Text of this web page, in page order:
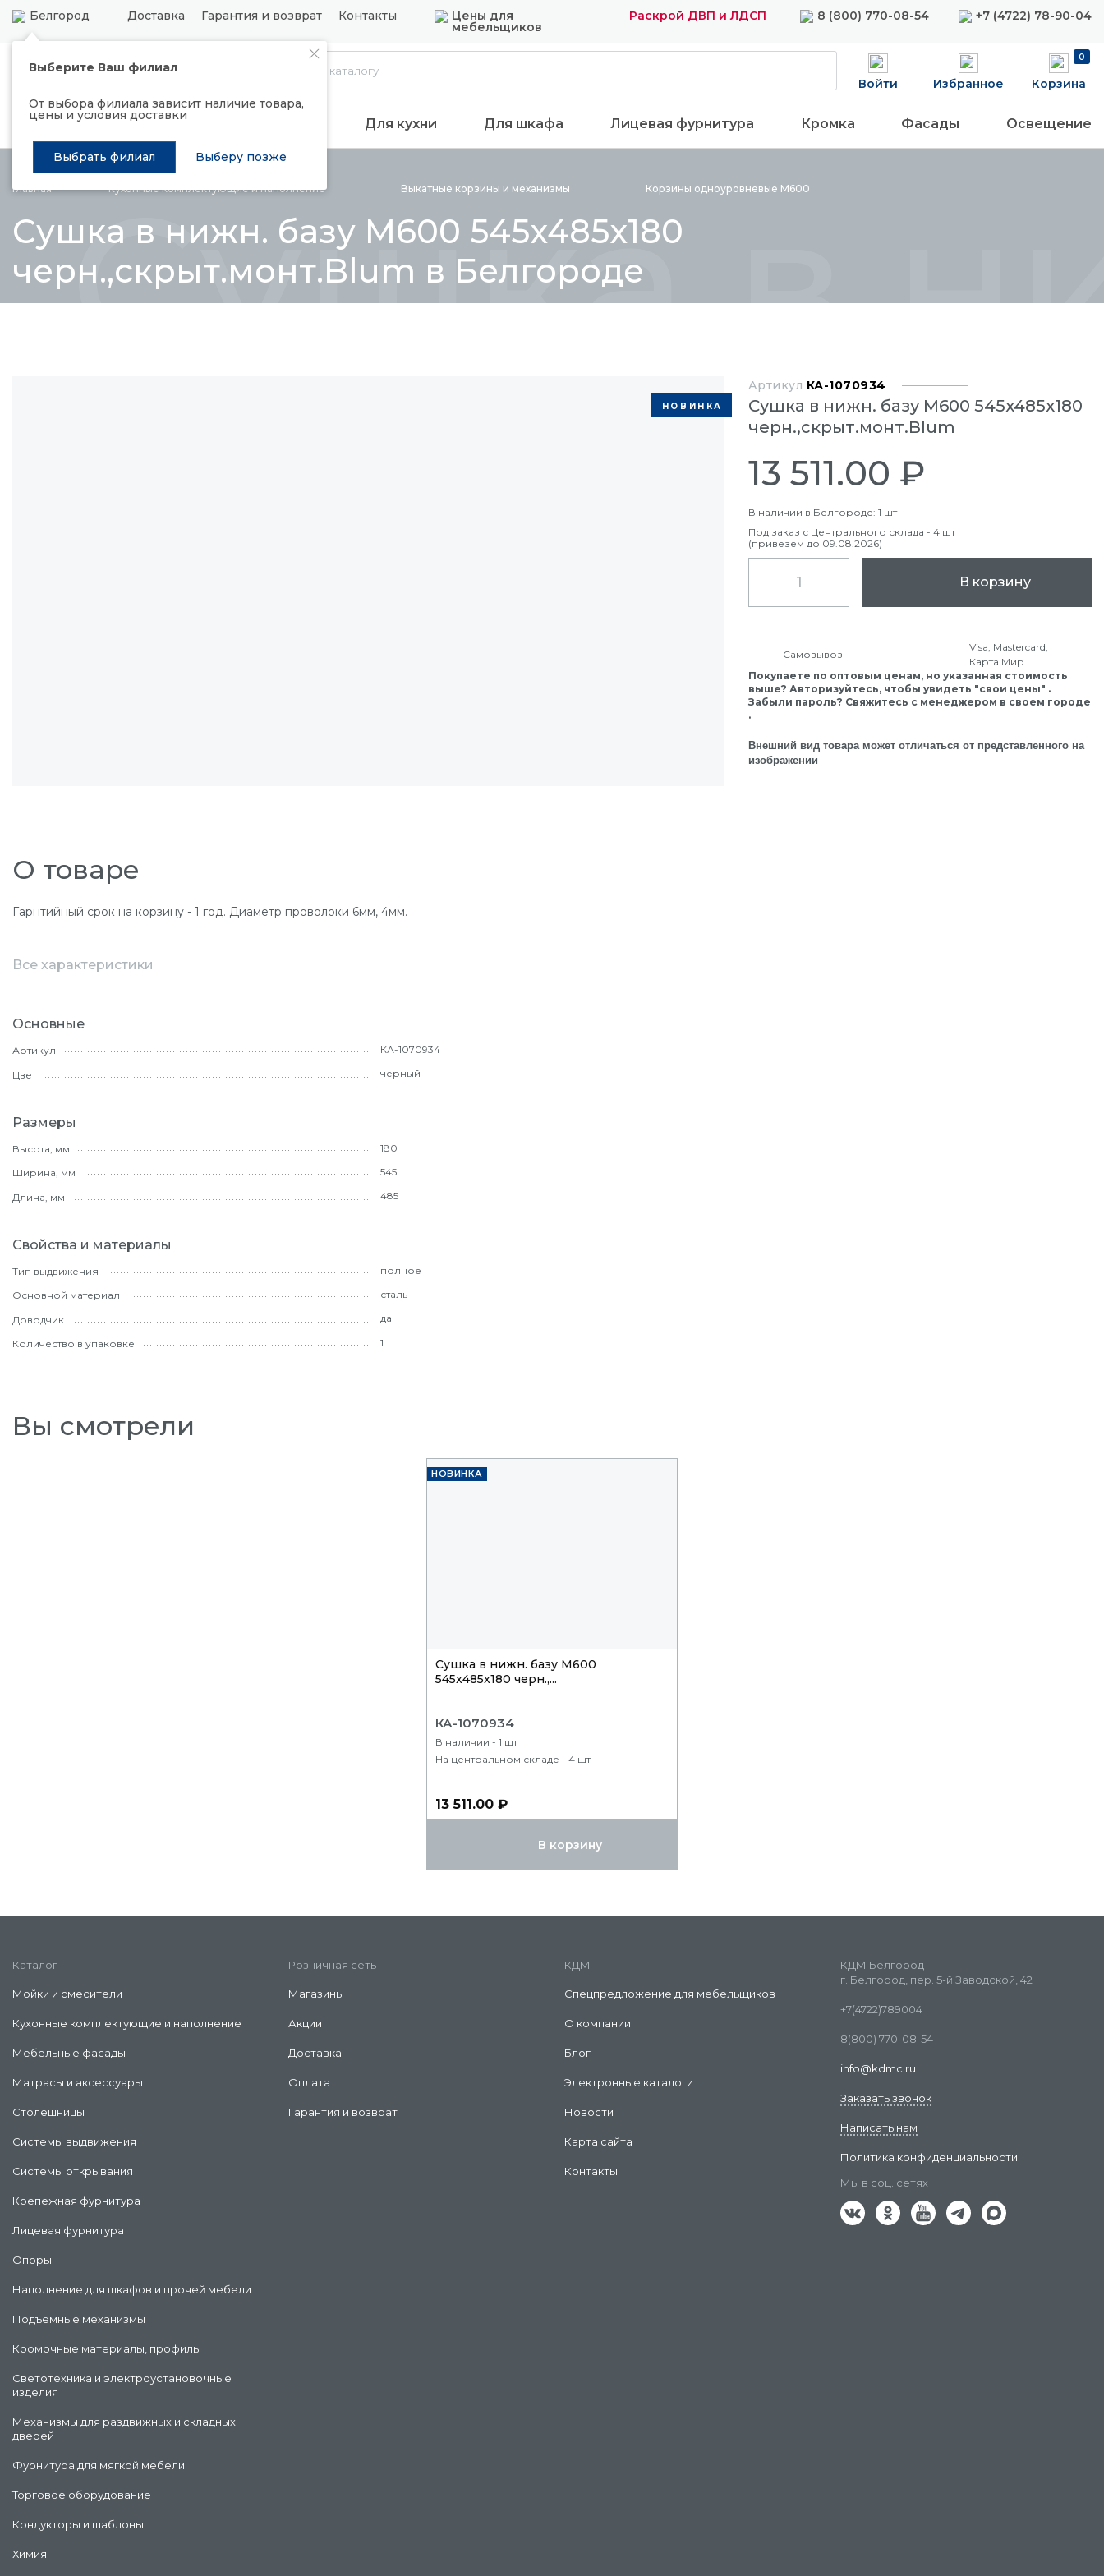
Белгород Доставка Гарантия и возврат Контакты Цены для
мебельщиков
Раскрой ДВП и ЛДСП 8 (800) 770-08-54 +7 (4722) 78-90-04
Выберите Ваш филиал
От выбора филиала зависит наличие товара,
цены и условия доставки
Выбрать филиал Выберу позже
Каталог
Войти Избранное
0
Корзина
Распродажа Подъемные механизмы Для кухни Для шкафа Лицевая фурнитура Кромка Фасады Освещение
Главная Кухонные комплектующие инаполнение Выкатные корзины и механизмы Корзины одноуровневые М600
Сушка в нижн. базу М600 545x485x180
черн.,скрыт.монт.Blum в Белгороде
Сушка в
НОВИНКА
Артикул КА-1070934
Сушка в нижн. базу М600 545x485x180
черн.,скрыт.монт.Blum
13 511.00 ₽
В наличии в Белгороде: 1 шт
Под заказ с Центрального склада - 4 шт
(привезем до 09.08.2026)
В корзину
Самовывоз
Visa, Mastercard,
Карта Мир
Покупаете по оптовым ценам, но указанная стоимость
выше? Авторизуйтесь, чтобы увидеть "свои цены" .
Забыли пароль? Свяжитесь с менеджером в своем городе
.
Внешний вид товара может отличаться от представленного на
изображении
О товаре
Гарнтийный срок на корзину - 1 год. Диаметр проволоки 6мм, 4мм.
Все характеристики
Основные
Артикул КА-1070934
Цвет черный
Размеры
Высота, мм 180
Ширина, мм 545
Длина, мм 485
Свойства и материалы
Тип выдвижения полное
Основной материал сталь
Доводчик да
Количество в упаковке 1
Вы смотрели
НОВИНКА
Сушка в нижн. базу М600
545x485x180 черн.,...
КА-1070934
В наличии - 1 шт
На центральном складе - 4 шт
13 511.00 ₽
В корзину
Каталог
Мойки и смесители
Кухонные комплектующие и наполнение
Мебельные фасады
Матрасы и аксессуары
Столешницы
Системы выдвижения
Системы открывания
Крепежная фурнитура
Лицевая фурнитура
Опоры
Наполнение для шкафов и прочей мебели
Подъемные механизмы
Кромочные материалы, профиль
Светотехника и электроустановочные
изделия
Механизмы для раздвижных и складных
дверей
Фурнитура для мягкой мебели
Торговое оборудование
Кондукторы и шаблоны
Химия
Розничная сеть
Магазины
Акции
Доставка
Оплата
Гарантия и возврат
КДМ
Спецпредложение для мебельщиков
О компании
Блог
Электронные каталоги
Новости
Карта сайта
Контакты
КДМ Белгород
г. Белгород, пер. 5-й Заводской, 42
+7(4722)789004
8(800) 770-08-54
info@kdmc.ru
Заказать звонок
Написать нам
Политика конфиденциальности
Мы в соц. сетях